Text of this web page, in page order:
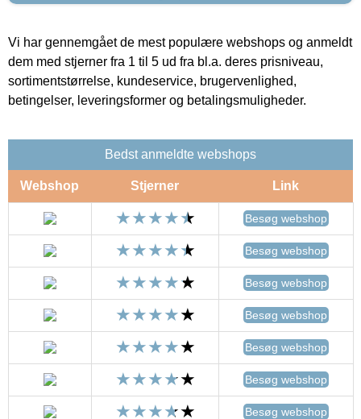
Vi har gennemgået de mest populære webshops og anmeldt
dem med stjerner fra 1 til 5 ud fra bl.a. deres prisniveau,
sortimentstørrelse, kundeservice, brugervenlighed,
betingelser, leveringsformer og betalingsmuligheder.
Bedst anmeldte webshops
Webshop Stjerner Link
Besøg webshop
Besøg webshop
Besøg webshop
Besøg webshop
Besøg webshop
Besøg webshop
Besøg webshop